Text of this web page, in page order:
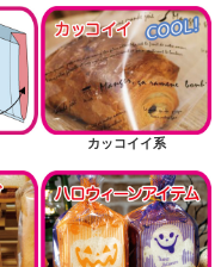
カッコイイ系